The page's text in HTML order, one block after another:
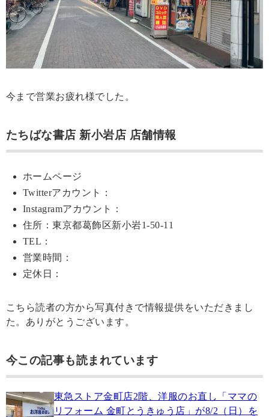
今まで営業お疲れ様でした。
たちばな書店 新小岩店 店舗情報
ホームページ
Twitterアカウント：
Instagramアカウント：
住所：東京都葛飾区新小岩1-50-11
TEL：
営業時間：
定休日：
こちら読者の方から写真付きで情報提供をいただきまし
た。ありがとうございます。
今この記事も読まれています
東急ストア金町店2階、洋服のお直し「ママの
リフォーム 金町とうきゅう店」が8/2（日）を